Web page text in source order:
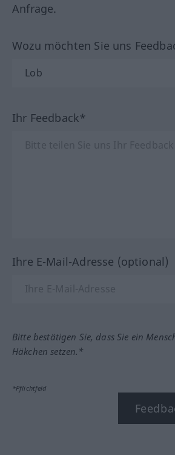
Anfrage.
Wozu möchten Sie uns
Ihr Feedback*
Ihre E-Mail-Adresse (optional)
Bitte bestätigen Sie, dass Sie ein
Häkchen setzen.*
*Pflichtfeld